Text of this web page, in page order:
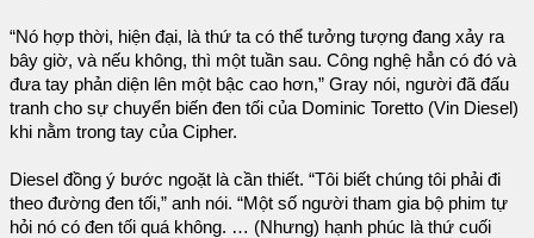
“Nó hợp thời, hiện đại, là thứ ta có thể tưởng tượng đang xảy ra
bây giờ, và nếu không, thì một tuần sau. Công nghệ hẳn có đó và
đưa tay phản diện lên một bậc cao hơn,” Gray nói, người đã đấu
tranh cho sự chuyển biến đen tối của Dominic Toretto (Vin Diesel)
khi nằm trong tay của Cipher.
Diesel đồng ý bước ngoặt là cần thiết. “Tôi biết chúng tôi phải đi
theo đường đen tối,” anh nói. “Một số người tham gia bộ phim tự
hỏi nó có đen tối quá không. … (Nhưng) hạnh phúc là thứ cuối